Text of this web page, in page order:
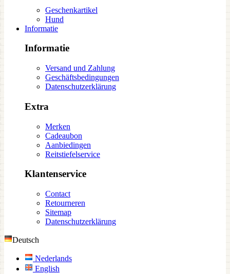
Geschenkartikel
Hund
Informatie
Informatie
Versand und Zahlung
Geschäftsbedingungen
Datenschutzerklärung
Extra
Merken
Cadeaubon
Aanbiedingen
Reitstiefelservice
Klantenservice
Contact
Retourneren
Sitemap
Datenschutzerklärung
Deutsch
Nederlands
English